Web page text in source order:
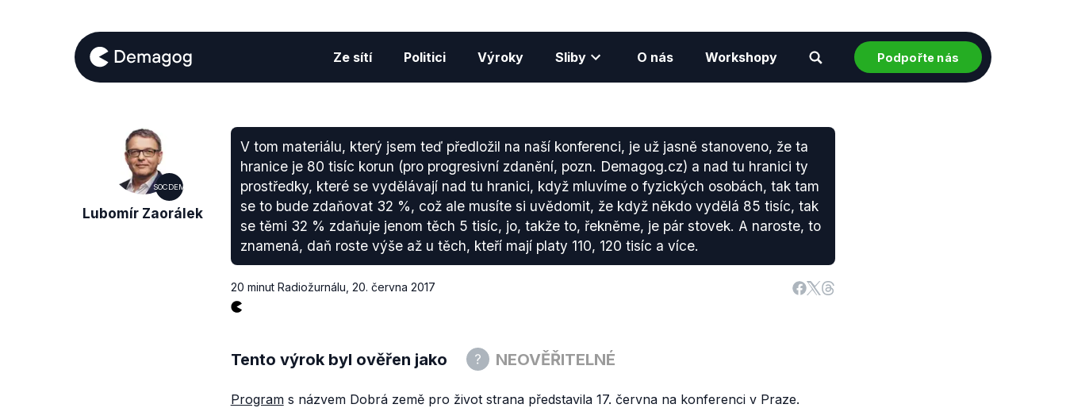
Ze sítí Politici Výroky Sliby O nás Workshopy Podpořte nás
SOCDEM
Lubomír Zaorálek
V tom materiálu, který jsem teď předložil na naší konferenci, je už jasně stanoveno, že ta
hranice je 80 tisíc korun (pro progresivní zdanění, pozn. Demagog.cz) a nad tu hranici ty
prostředky, které se vydělávají nad tu hranici, když mluvíme o fyzických osobách, tak tam
se to bude zdaňovat 32 %, což ale musíte si uvědomit, že když někdo vydělá 85 tisíc, tak
se těmi 32 % zdaňuje jenom těch 5 tisíc, jo, takže to, řekněme, je pár stovek. A naroste, to
znamená, daň roste výše až u těch, kteří mají platy 110, 120 tisíc a více.
20 minut Radiožurnálu 20. června 2017
Tento výrok byl ověřen jako NEOVĚŘITELNÉ
Programs názvem Dobrá země pro životstrana představila 17. června na konferenci v Praze.